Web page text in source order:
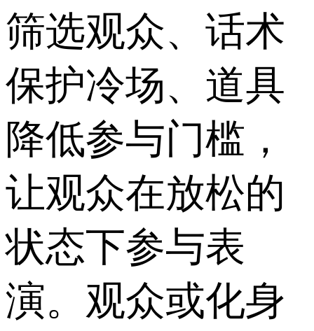
筛选观众、话术
保护冷场、道具
降低参与门槛，
让观众在放松的
状态下参与表
演。观众或化身